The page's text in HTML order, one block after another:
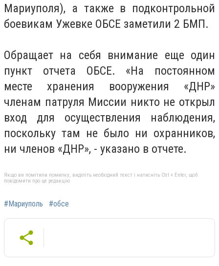
Мариуполя), а также в подконтрольной
боевикам Ужевке ОБСЕ заметили 2 БМП.
Обращает на себя внимание еще один
пункт отчета ОБСЕ. «На постоянном
месте хранения вооружения «ДНР»
членам патруля Миссии никто не открыл
вход для осуществления наблюдения,
поскольку там не было ни охранников,
ни членов «ДНР», - указано в отчете.
Якщо ви помітили помилку, виділіть необхідний текст і натисніть Ctrl + Enter, щоб
повідомити про це редакцію
#Мариуполь #обсе